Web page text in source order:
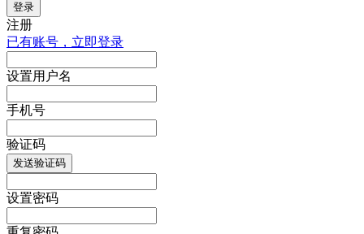
登录
注册
已有账号，立即登录
设置用户名
手机号
验证码
发送验证码
设置密码